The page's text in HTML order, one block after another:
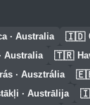
· Australia 🇮🇩
Australia 🇹🇷
· Ausztrália
· Austrālija